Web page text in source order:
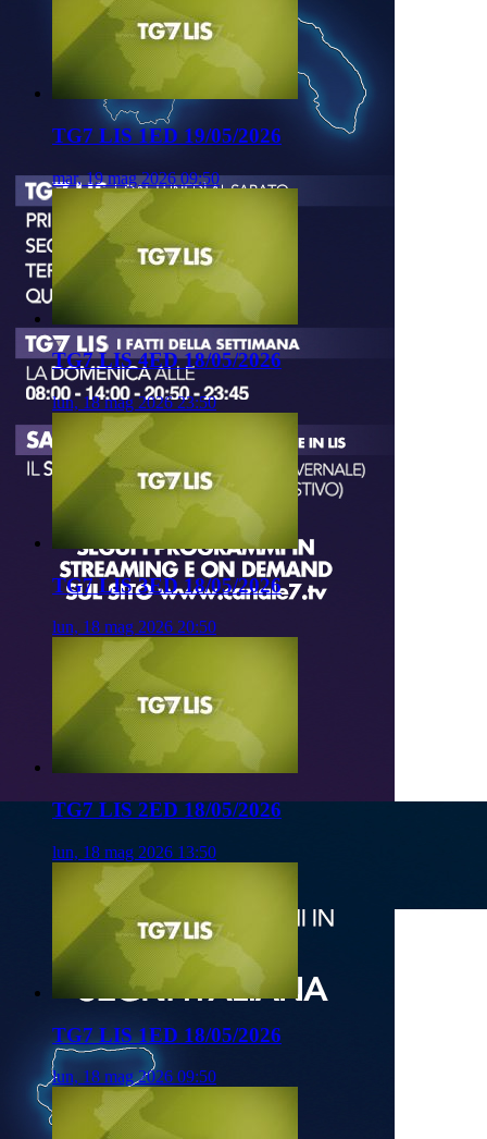
TG7 LIS 1ED 19/05/2026
mar, 19 mag 2026 09:50
TG7 LIS 4ED 18/05/2026
lun, 18 mag 2026 23:50
TG7 LIS 3ED 18/05/2026
lun, 18 mag 2026 20:50
TG7 LIS 2ED 18/05/2026
lun, 18 mag 2026 13:50
TG7 LIS 1ED 18/05/2026
lun, 18 mag 2026 09:50